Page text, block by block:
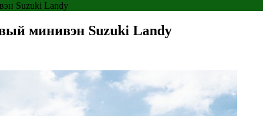
Suzuki Landy
минивэн Suzuki Landy